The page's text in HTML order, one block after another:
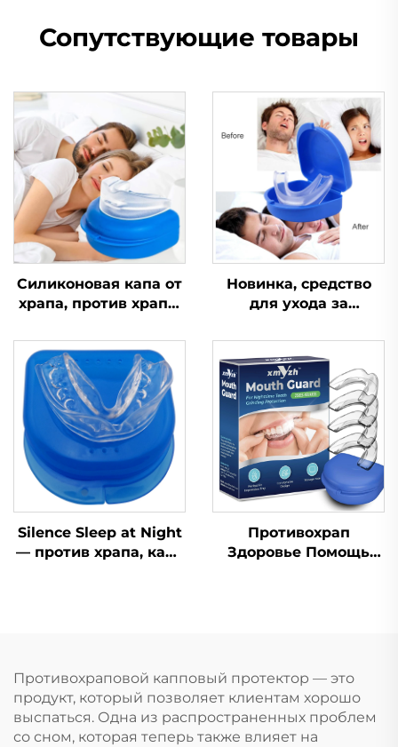
Сопутствующие товары
Силиконовая капа от
храпа, против храпа,
бруксизма, средство
для сна,
ортодонтическая
капа, средства
личной гигиены,
помощь при сне и
храпе
Новинка, средство
для ухода за
устройство для
помощи во сне,
улучшает качество
сна, силиконовая и
EVA-капа от храпа
Silence Sleep at Night
— против храпа, капа
Противохрап
Здоровье Помощь
остановки дыхания
ртом во сне Лента
для рта
Противохраповой капповый протектор — это
продукт, который позволяет клиентам хорошо
выспаться. Одна из распространенных проблем
со сном, которая теперь также влияет на